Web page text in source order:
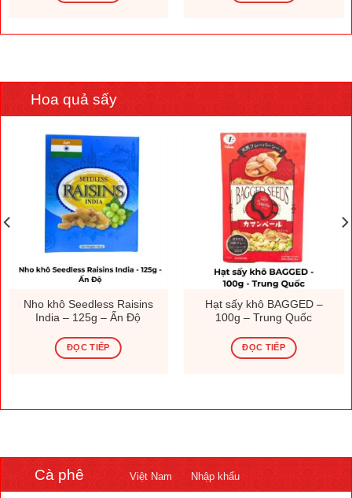
Hoa quả sấy
Nho khô Seedless Raisins
India – 125g – Ấn Độ
ĐỌC TIẾP
Hạt sấy khô BAGGED –
100g – Trung Quốc
ĐỌC TIẾP
Cà phê Việt Nam Nhập khẩu